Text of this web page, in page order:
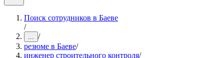
Поиск сотрудников в Баеве
/
... /
резюме в Баеве/
инженер строительного контроля/